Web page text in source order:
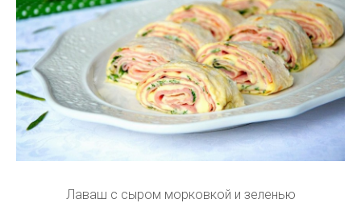
Лаваш с сыром морковкой и зеленью